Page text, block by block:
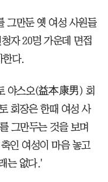
그만둔 옛 여성 사원들
자 20명 가운데 면접
한다.
야스오(益本康男) 회
회장은 한때 여성 사
그만두는 것을 보며
인 여성이 마음 놓고
는 없다.'